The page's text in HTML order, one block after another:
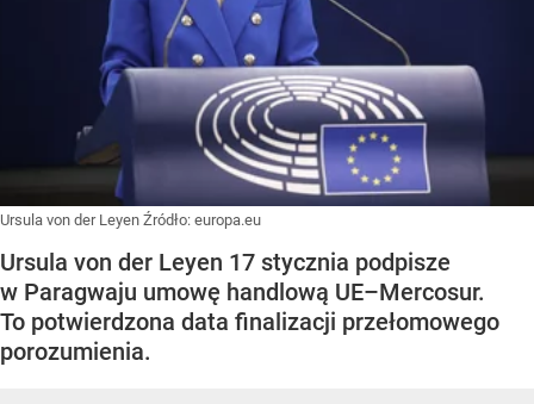
Ursula von der Leyen Źródło: europa.eu
Ursula von der Leyen 17 stycznia podpisze
w Paragwaju umowę handlową UE–Mercosur.
To potwierdzona data finalizacji przełomowego
porozumienia.